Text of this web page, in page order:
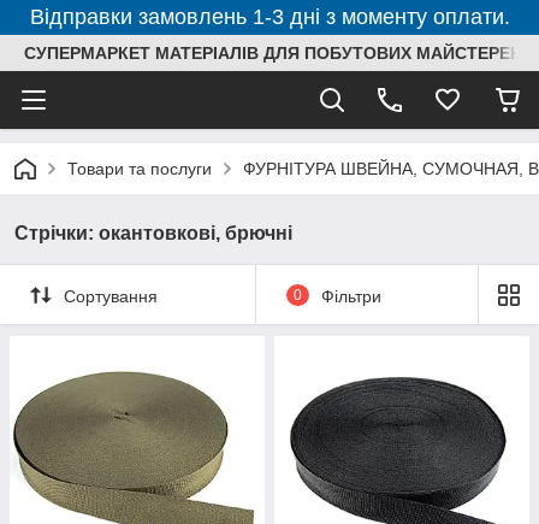
Відправки замовлень 1-3 дні з моменту оплати.
СУПЕРМАРКЕТ МАТЕРІАЛІВ ДЛЯ ПОБУТОВИХ МАЙСТЕРЕНЬ
Товари та послуги ФУРНІТУРА ШВЕЙНА, СУМОЧНАЯ,
Стрічки: окантовкові, брючні
Сортування 0 Фільтри